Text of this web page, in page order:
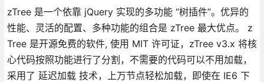
zTree 是一个依靠 jQuery 实现的多功能 “树插件”。优异的
性能、灵活的配置、多种功能的组合是 zTree 最大优点。 z
Tree 是开源免费的软件, 使用 MIT 许可证，zTree v3.x 将核
心代码按照功能进行了分割，不需要的代码可以不用加载，
采用了 延迟加载 技术，上万节点轻松加载，即使在 IE6 下